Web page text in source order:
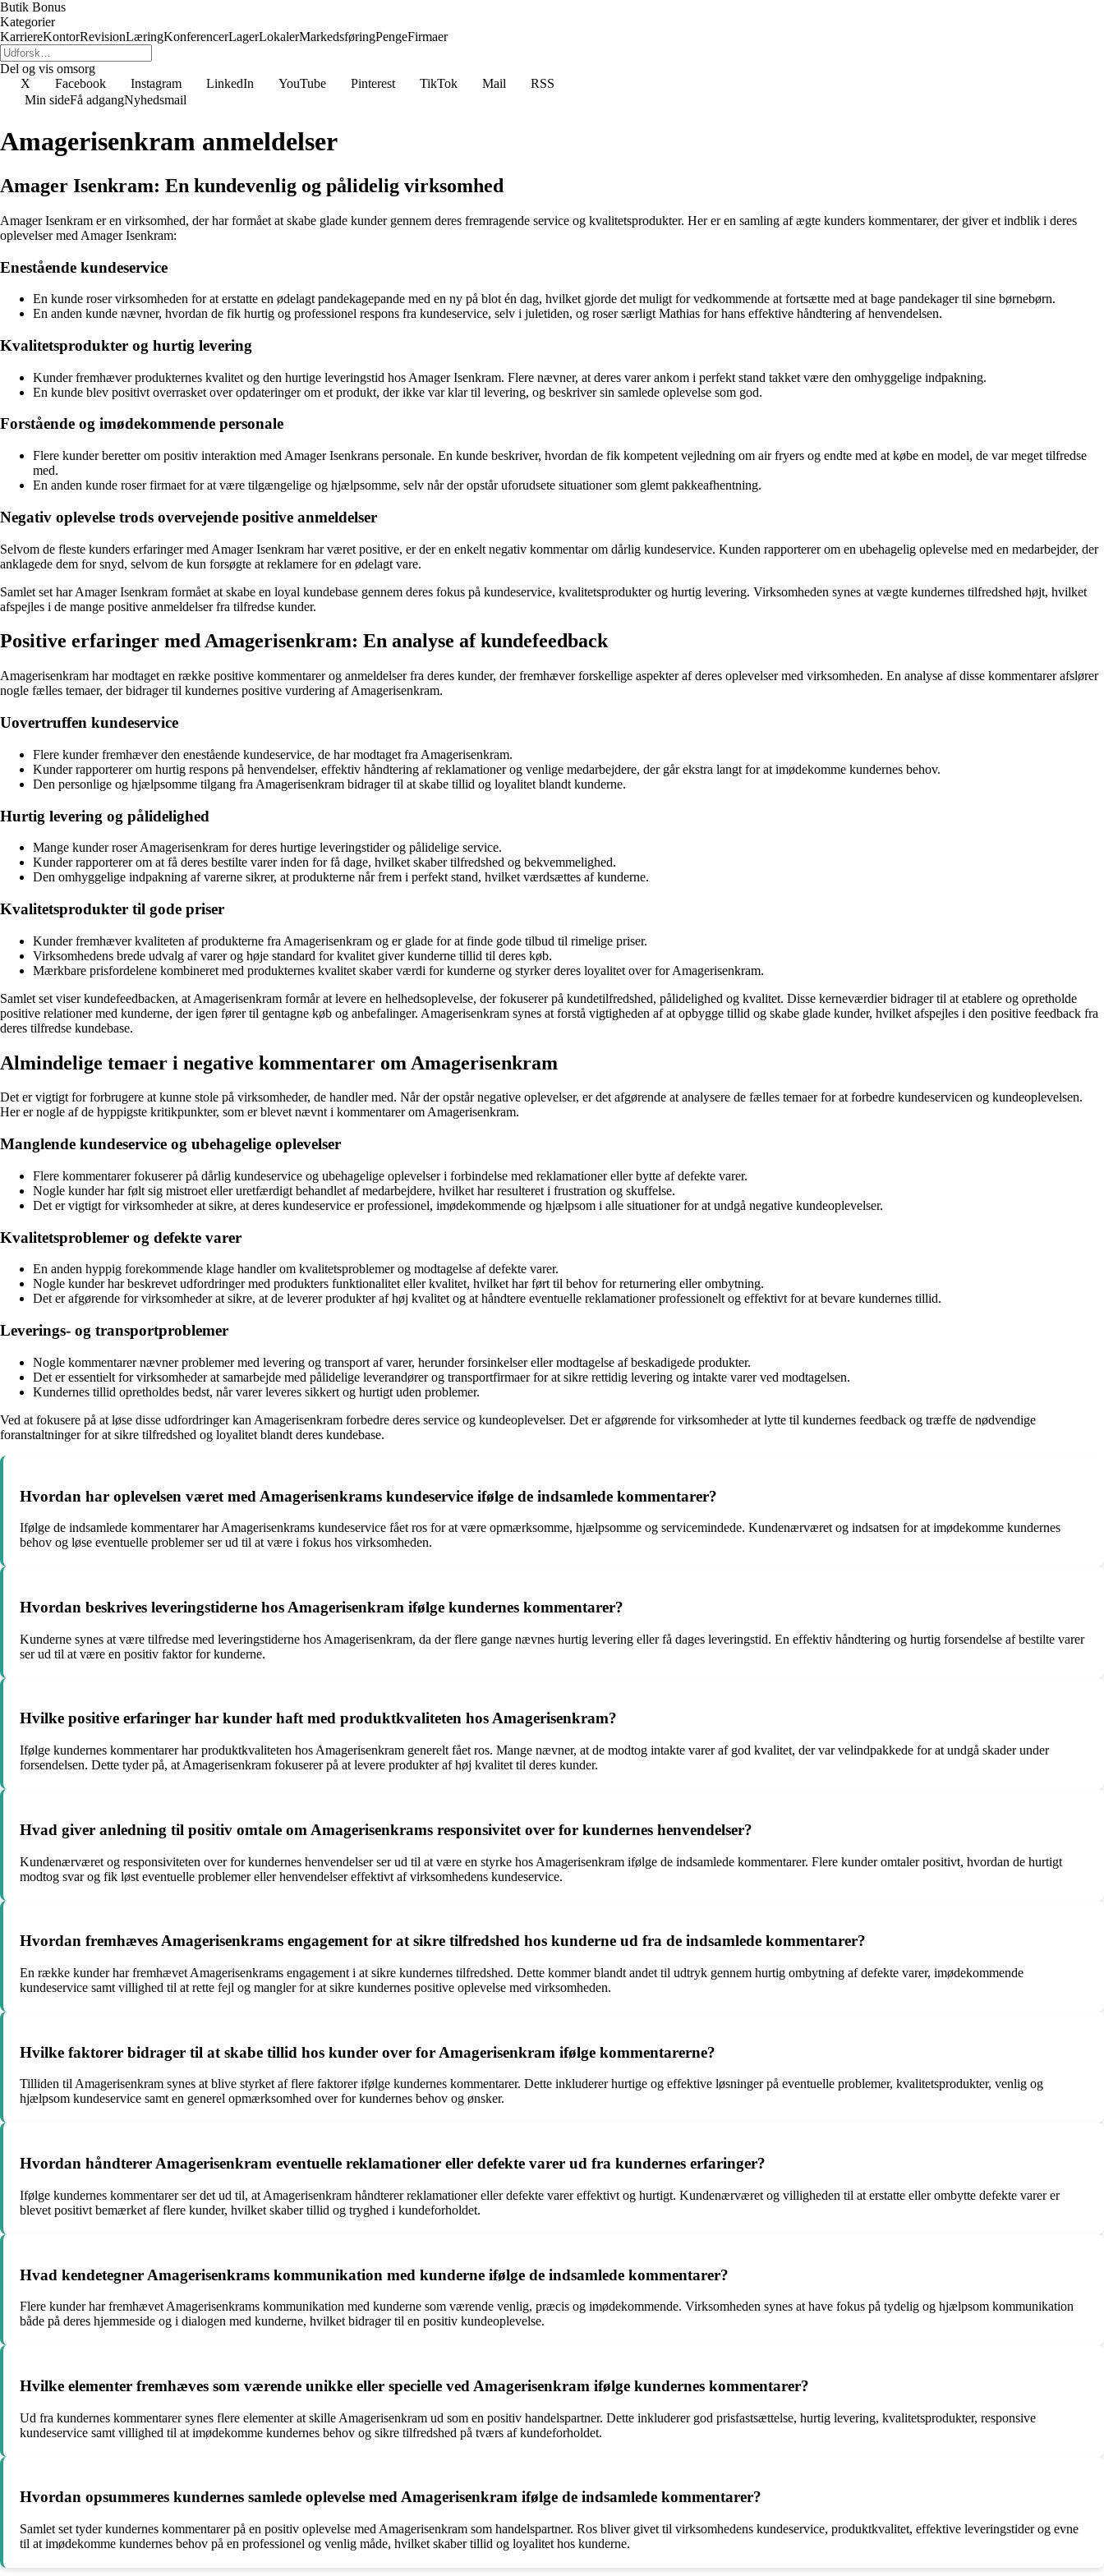
Butik Bonus
Kategorier
KarriereKontorRevisionLæringKonferencerLagerLokalerMarkedsføringPengeFirmaer
Del og vis omsorg
X
Facebook Instagram LinkedIn YouTube Pinterest TikTok Mail
RSS
Min sideFå adgangNyhedsmail
Amagerisenkram anmeldelser
Amager Isenkram: En kundevenlig og pålidelig virksomhed
Amager Isenkram er en virksomhed, der har formået at skabe glade kunder gennem deres fremragende service og kvalitetsprodukter. Her er en samling af ægte kunders kommentarer, der giver et indblik i deres
oplevelser med Amager Isenkram:
Enestående kundeservice
En kunde roser virksomheden for at erstatte en ødelagt pandekagepande med en ny på blot én dag, hvilket gjorde det muligt for vedkommende at fortsætte med at bage pandekager til sine børnebørn.
En anden kunde nævner, hvordan de fik hurtig og professionel respons fra kundeservice, selv i juletiden, og roser særligt Mathias for hans effektive håndtering af henvendelsen.
Kvalitetsprodukter og hurtig levering
Kunder fremhæver produkternes kvalitet og den hurtige leveringstid hos Amager Isenkram. Flere nævner, at deres varer ankom i perfekt stand takket være den omhyggelige indpakning.
En kunde blev positivt overrasket over opdateringer om et produkt, der ikke var klar til levering, og beskriver sin samlede oplevelse som god.
Forstående og imødekommende personale
Flere kunder beretter om positiv interaktion med Amager Isenkrans personale. En kunde beskriver, hvordan de fik kompetent vejledning om air fryers og endte med at købe en model, de var meget tilfredse
med.
En anden kunde roser firmaet for at være tilgængelige og hjælpsomme, selv når der opstår uforudsete situationer som glemt pakkeafhentning.
Negativ oplevelse trods overvejende positive anmeldelser
Selvom de fleste kunders erfaringer med Amager Isenkram har været positive, er der en enkelt negativ kommentar om dårlig kundeservice. Kunden rapporterer om en ubehagelig oplevelse med en medarbejder, der
anklagede dem for snyd, selvom de kun forsøgte at reklamere for en ødelagt vare.
Samlet set har Amager Isenkram formået at skabe en loyal kundebase gennem deres fokus på kundeservice, kvalitetsprodukter og hurtig levering. Virksomheden synes at vægte kundernes tilfredshed højt, hvilket
afspejles i de mange positive anmeldelser fra tilfredse kunder.
Positive erfaringer med Amagerisenkram: En analyse af kundefeedback
Amagerisenkram har modtaget en række positive kommentarer og anmeldelser fra deres kunder, der fremhæver forskellige aspekter af deres oplevelser med virksomheden. En analyse af disse kommentarer afslører
nogle fælles temaer, der bidrager til kundernes positive vurdering af Amagerisenkram.
Uovertruffen kundeservice
Flere kunder fremhæver den enestående kundeservice, de har modtaget fra Amagerisenkram.
Kunder rapporterer om hurtig respons på henvendelser, effektiv håndtering af reklamationer og venlige medarbejdere, der går ekstra langt for at imødekomme kundernes behov.
Den personlige og hjælpsomme tilgang fra Amagerisenkram bidrager til at skabe tillid og loyalitet blandt kunderne.
Hurtig levering og pålidelighed
Mange kunder roser Amagerisenkram for deres hurtige leveringstider og pålidelige service.
Kunder rapporterer om at få deres bestilte varer inden for få dage, hvilket skaber tilfredshed og bekvemmelighed.
Den omhyggelige indpakning af varerne sikrer, at produkterne når frem i perfekt stand, hvilket værdsættes af kunderne.
Kvalitetsprodukter til gode priser
Kunder fremhæver kvaliteten af produkterne fra Amagerisenkram og er glade for at finde gode tilbud til rimelige priser.
Virksomhedens brede udvalg af varer og høje standard for kvalitet giver kunderne tillid til deres køb.
Mærkbare prisfordelene kombineret med produkternes kvalitet skaber værdi for kunderne og styrker deres loyalitet over for Amagerisenkram.
Samlet set viser kundefeedbacken, at Amagerisenkram formår at levere en helhedsoplevelse, der fokuserer på kundetilfredshed, pålidelighed og kvalitet. Disse kerneværdier bidrager til at etablere og opretholde
positive relationer med kunderne, der igen fører til gentagne køb og anbefalinger. Amagerisenkram synes at forstå vigtigheden af at opbygge tillid og skabe glade kunder, hvilket afspejles i den positive feedback fra
deres tilfredse kundebase.
Almindelige temaer i negative kommentarer om Amagerisenkram
Det er vigtigt for forbrugere at kunne stole på virksomheder, de handler med. Når der opstår negative oplevelser, er det afgørende at analysere de fælles temaer for at forbedre kundeservicen og kundeoplevelsen.
Her er nogle af de hyppigste kritikpunkter, som er blevet nævnt i kommentarer om Amagerisenkram.
Manglende kundeservice og ubehagelige oplevelser
Flere kommentarer fokuserer på dårlig kundeservice og ubehagelige oplevelser i forbindelse med reklamationer eller bytte af defekte varer.
Nogle kunder har følt sig mistroet eller uretfærdigt behandlet af medarbejdere, hvilket har resulteret i frustration og skuffelse.
Det er vigtigt for virksomheder at sikre, at deres kundeservice er professionel, imødekommende og hjælpsom i alle situationer for at undgå negative kundeoplevelser.
Kvalitetsproblemer og defekte varer
En anden hyppig forekommende klage handler om kvalitetsproblemer og modtagelse af defekte varer.
Nogle kunder har beskrevet udfordringer med produkters funktionalitet eller kvalitet, hvilket har ført til behov for returnering eller ombytning.
Det er afgørende for virksomheder at sikre, at de leverer produkter af høj kvalitet og at håndtere eventuelle reklamationer professionelt og effektivt for at bevare kundernes tillid.
Leverings- og transportproblemer
Nogle kommentarer nævner problemer med levering og transport af varer, herunder forsinkelser eller modtagelse af beskadigede produkter.
Det er essentielt for virksomheder at samarbejde med pålidelige leverandører og transportfirmaer for at sikre rettidig levering og intakte varer ved modtagelsen.
Kundernes tillid opretholdes bedst, når varer leveres sikkert og hurtigt uden problemer.
Ved at fokusere på at løse disse udfordringer kan Amagerisenkram forbedre deres service og kundeoplevelser. Det er afgørende for virksomheder at lytte til kundernes feedback og træffe de nødvendige
foranstaltninger for at sikre tilfredshed og loyalitet blandt deres kundebase.
Hvordan har oplevelsen været med Amagerisenkrams kundeservice ifølge de indsamlede kommentarer?
Ifølge de indsamlede kommentarer har Amagerisenkrams kundeservice fået ros for at være opmærksomme, hjælpsomme og servicemindede. Kundenærværet og indsatsen for at imødekomme kundernes
behov og løse eventuelle problemer ser ud til at være i fokus hos virksomheden.
Hvordan beskrives leveringstiderne hos Amagerisenkram ifølge kundernes kommentarer?
Kunderne synes at være tilfredse med leveringstiderne hos Amagerisenkram, da der flere gange nævnes hurtig levering eller få dages leveringstid. En effektiv håndtering og hurtig forsendelse af bestilte varer
ser ud til at være en positiv faktor for kunderne.
Hvilke positive erfaringer har kunder haft med produktkvaliteten hos Amagerisenkram?
Ifølge kundernes kommentarer har produktkvaliteten hos Amagerisenkram generelt fået ros. Mange nævner, at de modtog intakte varer af god kvalitet, der var velindpakkede for at undgå skader under
forsendelsen. Dette tyder på, at Amagerisenkram fokuserer på at levere produkter af høj kvalitet til deres kunder.
Hvad giver anledning til positiv omtale om Amagerisenkrams responsivitet over for kundernes henvendelser?
Kundenærværet og responsiviteten over for kundernes henvendelser ser ud til at være en styrke hos Amagerisenkram ifølge de indsamlede kommentarer. Flere kunder omtaler positivt, hvordan de hurtigt
modtog svar og fik løst eventuelle problemer eller henvendelser effektivt af virksomhedens kundeservice.
Hvordan fremhæves Amagerisenkrams engagement for at sikre tilfredshed hos kunderne ud fra de indsamlede kommentarer?
En række kunder har fremhævet Amagerisenkrams engagement i at sikre kundernes tilfredshed. Dette kommer blandt andet til udtryk gennem hurtig ombytning af defekte varer, imødekommende
kundeservice samt villighed til at rette fejl og mangler for at sikre kundernes positive oplevelse med virksomheden.
Hvilke faktorer bidrager til at skabe tillid hos kunder over for Amagerisenkram ifølge kommentarerne?
Tilliden til Amagerisenkram synes at blive styrket af flere faktorer ifølge kundernes kommentarer. Dette inkluderer hurtige og effektive løsninger på eventuelle problemer, kvalitetsprodukter, venlig og
hjælpsom kundeservice samt en generel opmærksomhed over for kundernes behov og ønsker.
Hvordan håndterer Amagerisenkram eventuelle reklamationer eller defekte varer ud fra kundernes erfaringer?
Ifølge kundernes kommentarer ser det ud til, at Amagerisenkram håndterer reklamationer eller defekte varer effektivt og hurtigt. Kundenærværet og villigheden til at erstatte eller ombytte defekte varer er
blevet positivt bemærket af flere kunder, hvilket skaber tillid og tryghed i kundeforholdet.
Hvad kendetegner Amagerisenkrams kommunikation med kunderne ifølge de indsamlede kommentarer?
Flere kunder har fremhævet Amagerisenkrams kommunikation med kunderne som værende venlig, præcis og imødekommende. Virksomheden synes at have fokus på tydelig og hjælpsom kommunikation
både på deres hjemmeside og i dialogen med kunderne, hvilket bidrager til en positiv kundeoplevelse.
Hvilke elementer fremhæves som værende unikke eller specielle ved Amagerisenkram ifølge kundernes kommentarer?
Ud fra kundernes kommentarer synes flere elementer at skille Amagerisenkram ud som en positiv handelspartner. Dette inkluderer god prisfastsættelse, hurtig levering, kvalitetsprodukter, responsive
kundeservice samt villighed til at imødekomme kundernes behov og sikre tilfredshed på tværs af kundeforholdet.
Hvordan opsummeres kundernes samlede oplevelse med Amagerisenkram ifølge de indsamlede kommentarer?
Samlet set tyder kundernes kommentarer på en positiv oplevelse med Amagerisenkram som handelspartner. Ros bliver givet til virksomhedens kundeservice, produktkvalitet, effektive leveringstider og evne
til at imødekomme kundernes behov på en professionel og venlig måde, hvilket skaber tillid og loyalitet hos kunderne.